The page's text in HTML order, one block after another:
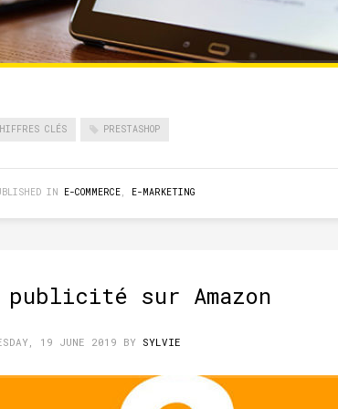
CLÉS PRESTASHOP
IN E-COMMERCE, E-MARKETING
publicité sur Amazon
19 JUNE 2019 BY SYLVIE